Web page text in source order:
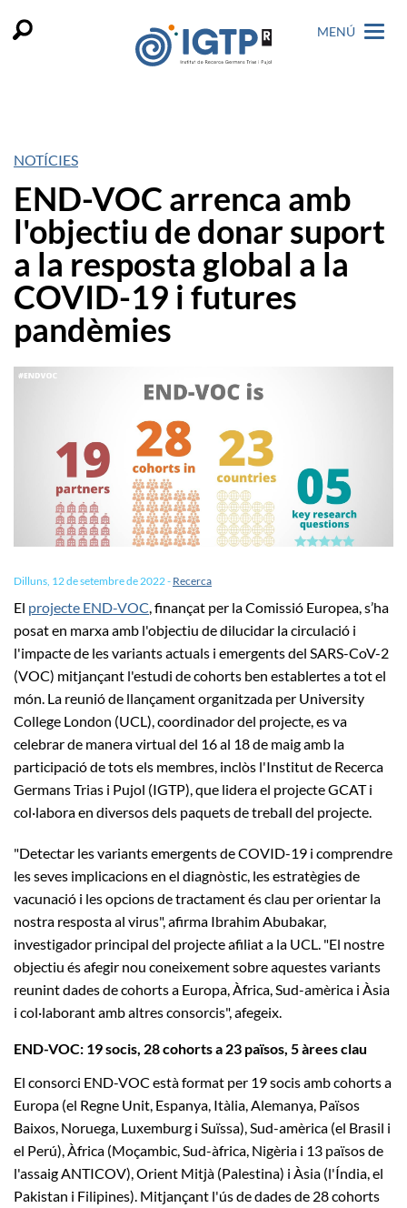
MENÚ
NOTÍCIES
END-VOC arrenca amb
l'objectiu de donar suport
a la resposta global a la
COVID-19 i futures
pandèmies
Dilluns, 12 de setembre de 2022- Recerca
El projecte END-VOC, finançat per la Comissió Europea, s’ha
posat en marxa amb l'objectiu de dilucidar la circulació i
l'impacte de les variants actuals i emergents del SARS-CoV-2
(VOC) mitjançant l'estudi de cohorts ben establertes a tot el
món. La reunió de llançament organitzada per University
College London (UCL), coordinador del projecte, es va
celebrar de manera virtual del 16 al 18 de maig amb la
participació de tots els membres, inclòs l'Institut de Recerca
Germans Trias i Pujol (IGTP), que lidera el projecte GCAT i
col·labora en diversos dels paquets de treball del projecte.
"Detectar les variants emergents de COVID-19 i comprendre
les seves implicacions en el diagnòstic, les estratègies de
vacunació i les opcions de tractament és clau per orientar la
nostra resposta al virus", afirma Ibrahim Abubakar,
investigador principal del projecte afiliat a la UCL. "El nostre
objectiu és afegir nou coneixement sobre aquestes variants
reunint dades de cohorts a Europa, Àfrica, Sud-amèrica i Àsia
i col·laborant amb altres consorcis", afegeix.
END-VOC: 19 socis, 28 cohorts a 23 països, 5 àrees clau
El consorci END-VOC està format per 19 socis amb cohorts a
Europa (el Regne Unit, Espanya, Itàlia, Alemanya, Països
Baixos, Noruega, Luxemburg i Suïssa), Sud-amèrica (el Brasil i
el Perú), Àfrica (Moçambic, Sud-àfrica, Nigèria i 13 països de
l'assaig ANTICOV), Orient Mitjà (Palestina) i Àsia (l'Índia, el
Pakistan i Filipines). Mitjançant l'ús de dades de 28 cohorts